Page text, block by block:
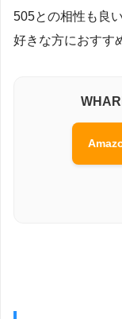
505との相性も良
好きな方におすす